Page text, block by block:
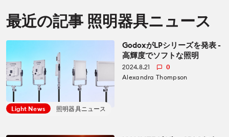
ログイン 登録
全て ニュース
レンズ
レビュー
全て レビュー
ラボテスト
最近の記事 照明器具ニュース
Light News 照明器具ニュース
GodoxがLPシリーズを発表 -
高輝度でソフトな照明
2024.8.21
0
Alexandra Thompson